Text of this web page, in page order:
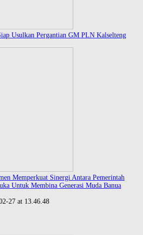
Usulkan Pergantian GM PLN Kalselteng
Memperkuat Sinergi Antara Pemerintah
Untuk Membina Generasi Muda Banua